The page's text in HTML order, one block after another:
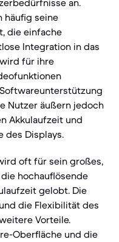
an.
häufig seine
die einfache
Integration in das
für ihre
Nutzer äußern jedoch
Akkulaufzeit und
des Displays.
oft für sein großes,
die hochauflösende
gelobt. Die
die Flexibilität des
Vorteile.
Oberfläche und die